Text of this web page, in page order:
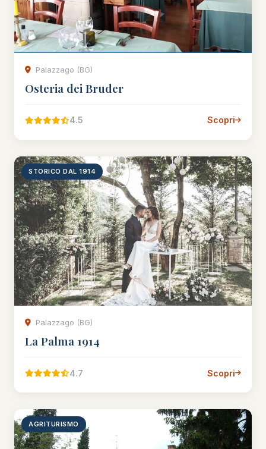
Palazzago (BG)
Osteria dei Bruder
4.5 Scopri
STORICO DAL 1914
Palazzago (BG)
La Palma 1914
4.7 Scopri
AGRITURISMO